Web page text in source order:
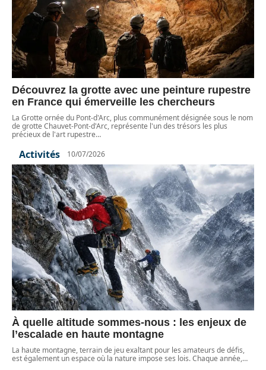
Découvrez la grotte avec une peinture rupestre
en France qui émerveille les chercheurs
La Grotte ornée du Pont-d'Arc, plus communément désignée sous le nom
de grotte Chauvet-Pont-d'Arc, représente l'un des trésors les plus
précieux de l'art rupestre…
Activités 10/07/2026
À quelle altitude sommes-nous : les enjeux de
l’escalade en haute montagne
La haute montagne, terrain de jeu exaltant pour les amateurs de défis,
est également un espace où la nature impose ses lois. Chaque année,…